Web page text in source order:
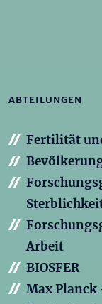
ABTEILUNGEN
Fertilität
Arbeit
BIOSFER
Max